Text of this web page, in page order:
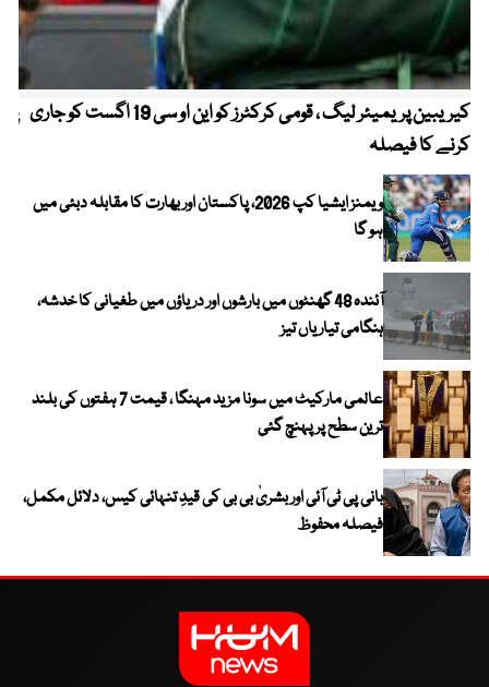
کیریبین پریمیئر لیگ ، قومی کرکٹرز کو این او سی 19 اگست کو جاری
کرنے کا فیصلہ
ویمنز ایشیا کپ 2026، پاکستان اور بھارت کا مقابلہ دبئی میں
ہو گا
آئندہ 48 گھنٹوں میں بارشوں اور دریاؤں میں طغیانی کا خدشہ،
ہنگامی تیاریاں تیز
عالمی مارکیٹ میں سونا مزید مہنگا ، قیمت 7 ہفتوں کی بلند
ترین سطح پر پہنچ گئی
بانی پی ٹی آئی اور بشریٰ بی بی کی قیدِ تنہائی کیس، دلائل مکمل،
فیصلہ محفوظ